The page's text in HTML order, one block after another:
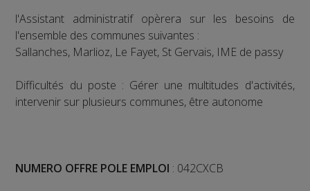
l'Assistant administratif opèrera sur les besoins de
l'ensemble des communes suivantes :
Sallanches, Marlioz, Le Fayet, St Gervais, IME de passy
Difficultés du poste : Gérer une multitudes d'activités,
intervenir sur plusieurs communes, être autonome
NUMERO OFFRE POLE EMPLOI : 042CXCB